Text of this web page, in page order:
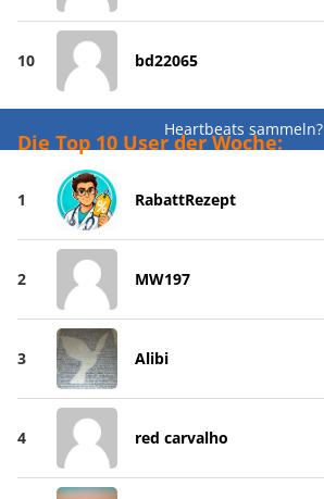
10 bd22065
Heartbeats sammeln?
Die Top 10 User der Woche:
1 RabattRezept
2 MW197
3 Alibi
4 red carvalho